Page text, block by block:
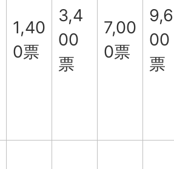
1,40
0票
3,4
00
票
7,00
0票
9,6
00
票